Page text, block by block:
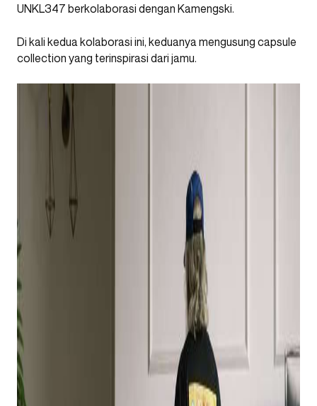
UNKL347 berkolaborasi dengan Kamengski.
Di kali kedua kolaborasi ini, keduanya mengusung capsule
collection yang terinspirasi dari jamu.